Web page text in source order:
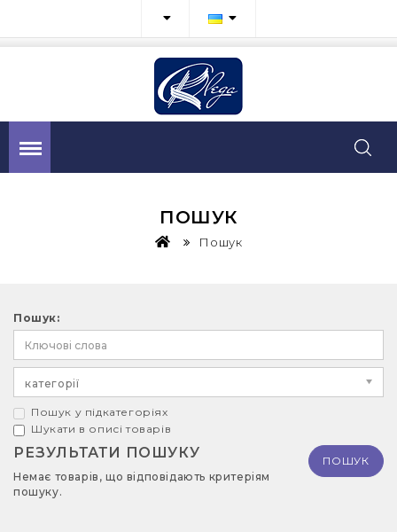
ПОШУК
Пошук
Пошук:
категорії
Пошук у підкатегоріях
Шукати в описі товарів
РЕЗУЛЬТАТИ ПОШУКУ
Немає товарів, що відповідають критеріям
пошуку.